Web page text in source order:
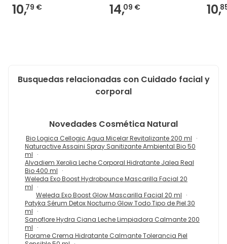
10,79 € 14,09 € 10,
Busquedas relacionadas con Cuidado facial y
corporal
Novedades Cosmética Natural
Bio Logica Cellogic Agua Micelar Revitalizante 200 ml
Naturactive Assaini Spray Sanitizante Ambiental Bio 50
ml
Alvadiem Xerolia Leche Corporal Hidratante Jalea Real
Bio 400 ml
Weleda Exo Boost Hydrobounce Mascarilla Facial 20
ml
Weleda Exo Boost Glow Mascarilla Facial 20 ml
Patyka Sérum Detox Nocturno Glow Todo Tipo de Piel 30
ml
Sanoflore Hydra Ciana Leche Limpiadora Calmante 200
ml
Florame Crema Hidratante Calmante Tolerancia Piel